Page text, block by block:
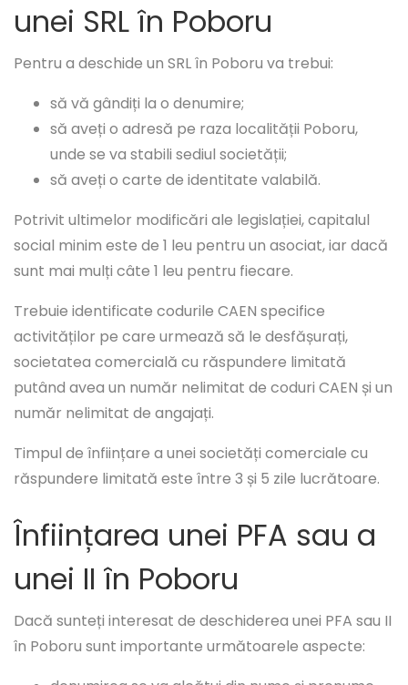
unei SRL în Poboru
Pentru a deschide un SRL în Poboru va trebui:
să vă gândiți la o denumire;
să aveți o adresă pe raza localității Poboru,
unde se va stabili sediul societății;
să aveți o carte de identitate valabilă.
Potrivit ultimelor modificări ale legislației, capitalul
social minim este de 1 leu pentru un asociat, iar dacă
sunt mai mulți câte 1 leu pentru fiecare.
Trebuie identificate codurile CAEN specifice
activităților pe care urmează să le desfășurați,
societatea comercială cu răspundere limitată
putând avea un număr nelimitat de coduri CAEN și un
număr nelimitat de angajați.
Timpul de înființare a unei societăți comerciale cu
răspundere limitată este între 3 și 5 zile lucrătoare.
Înființarea unei PFA sau a
unei II în Poboru
Dacă sunteți interesat de deschiderea unei PFA sau II
în Poboru sunt importante următoarele aspecte: